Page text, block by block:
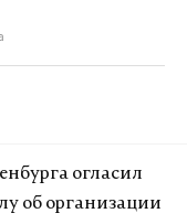
огласил
об организации